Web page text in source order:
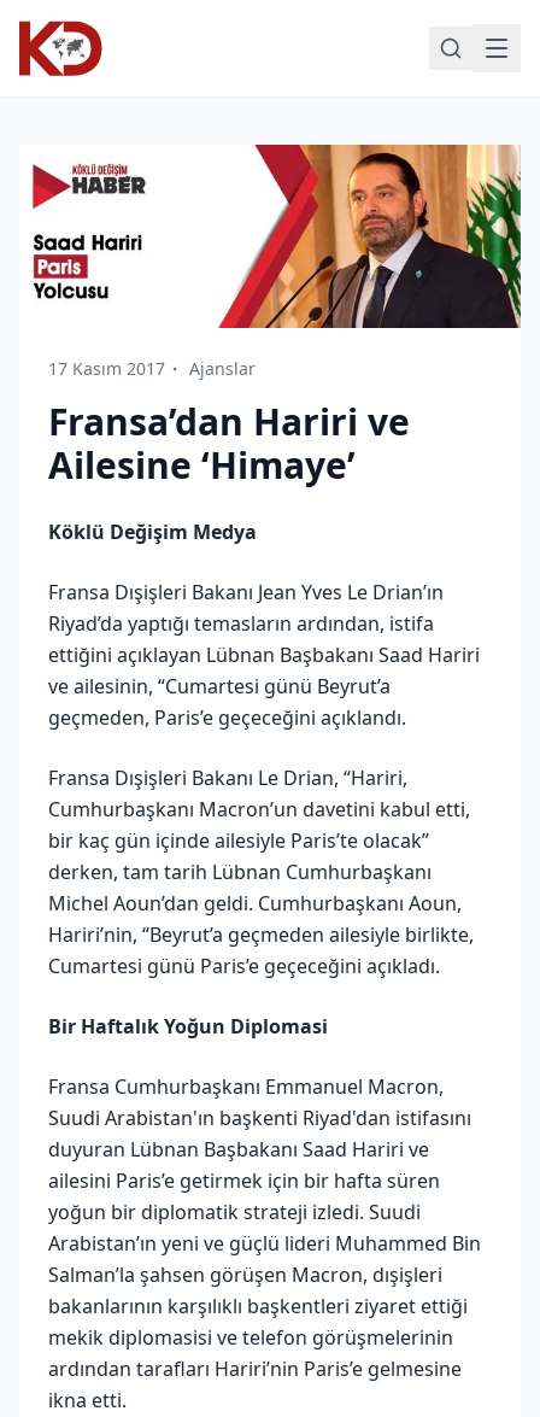
17 Kasım 2017 Ajanslar
Fransa’dan Hariri ve
Ailesine ‘Himaye’
Köklü Değişim Medya
Fransa Dışişleri Bakanı Jean Yves Le Drian’ın
Riyad’da yaptığı temasların ardından, istifa
ettiğini açıklayan Lübnan Başbakanı Saad Hariri
ve ailesinin, “Cumartesi günü Beyrut’a
geçmeden, Paris’e geçeceğini açıklandı.
Fransa Dışişleri Bakanı Le Drian, “Hariri,
Cumhurbaşkanı Macron’un davetini kabul etti,
bir kaç gün içinde ailesiyle Paris’te olacak”
derken, tam tarih Lübnan Cumhurbaşkanı
Michel Aoun’dan geldi. Cumhurbaşkanı Aoun,
Hariri’nin, “Beyrut’a geçmeden ailesiyle birlikte,
Cumartesi günü Paris’e geçeceğini açıkladı.
Bir Haftalık Yoğun Diplomasi
Fransa Cumhurbaşkanı Emmanuel Macron,
Suudi Arabistan'ın başkenti Riyad'dan istifasını
duyuran Lübnan Başbakanı Saad Hariri ve
ailesini Paris’e getirmek için bir hafta süren
yoğun bir diplomatik strateji izledi. Suudi
Arabistan’ın yeni ve güçlü lideri Muhammed Bin
Salman’la şahsen görüşen Macron, dışişleri
bakanlarının karşılıklı başkentleri ziyaret ettiği
mekik diplomasisi ve telefon görüşmelerinin
ardından tarafları Hariri’nin Paris’e gelmesine
ikna etti.